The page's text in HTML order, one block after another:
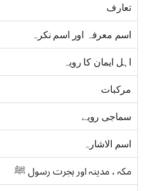
تعارف
اسم معرفہ اور اسم نکرہ
اہل ایمان کا رویہ
مرکبات
سماجی رویے
اسم الاشارہ
مکہ ، مدینہ اور ہجرت رسول ﷺ